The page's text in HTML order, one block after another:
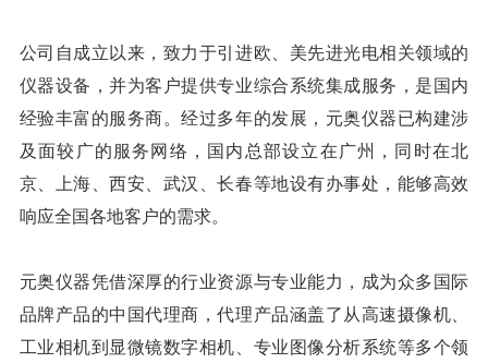
公司自成立以来，致力于引进欧、美先进光电相关领域的
仪器设备，并为客户提供专业综合系统集成服务，是国内
经验丰富的服务商。经过多年的发展，元奥仪器已构建涉
及面较广的服务网络，国内总部设立在广州，同时在北
京、上海、西安、武汉、长春等地设有办事处，能够高效
响应全国各地客户的需求。
元奥仪器凭借深厚的行业资源与专业能力，成为众多国际
品牌产品的中国代理商，代理产品涵盖了从高速摄像机、
工业相机到显微镜数字相机、专业图像分析系统等多个领